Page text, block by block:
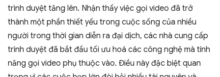
trình duyệt tăng lên. Nhận thấy việc gọi video đã trở
thành một phần thiết yếu trong cuộc sống của nhiều
người trong thời gian diễn ra đại dịch, các nhà cung cấp
trình duyệt đã bắt đầu tối ưu hoá các công nghệ mà tính
năng gọi video phụ thuộc vào. Điều này đặc biệt quan